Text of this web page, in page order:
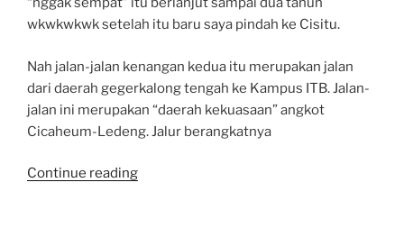
wkwkwkwk setelah itu baru saya pindah ke Cisitu.
Nah jalan-jalan kenangan kedua itu merupakan jalan
dari daerah gegerkalong tengah ke Kampus ITB. Jalan-
jalan ini merupakan “daerah kekuasaan” angkot
Cicaheum-Ledeng. Jalur berangkatnya
Continue reading“Jalan-